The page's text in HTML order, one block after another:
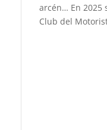
arcén… En 2025
Club del